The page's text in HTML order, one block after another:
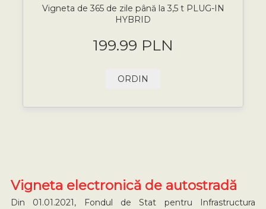
Vigneta de 365 de zile până la 3,5 t PLUG-IN
HYBRID
199.99 PLN
ORDIN
Vigneta electronică de autostradă
Din 01.01.2021, Fondul de Stat pentru Infrastructura